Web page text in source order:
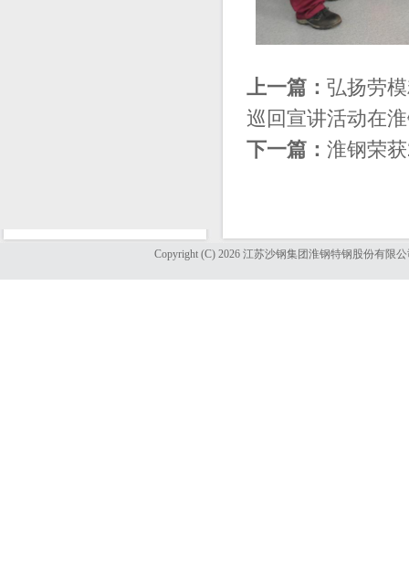
上一篇： 弘扬劳
巡回宣讲活动在
下一篇： 淮钢荣
Copyright (C) 2026 江苏沙钢集团淮钢特钢股份有限